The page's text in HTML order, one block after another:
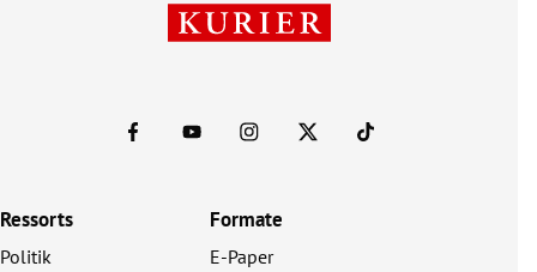
Ressorts
Politik
Formate
E-Paper